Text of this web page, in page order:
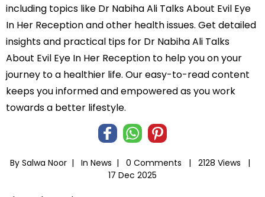
including topics like Dr Nabiha Ali Talks About Evil Eye
In Her Reception and other health issues. Get detailed
insights and practical tips for Dr Nabiha Ali Talks
About Evil Eye In Her Reception to help you on your
journey to a healthier life. Our easy-to-read content
keeps you informed and empowered as you work
towards a better lifestyle.
By Salwa Noor | In News | 0 Comments |
2128 Views |
17 Dec 2025